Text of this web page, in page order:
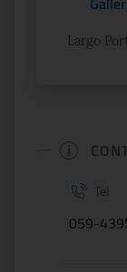
Largo
Tel
059-